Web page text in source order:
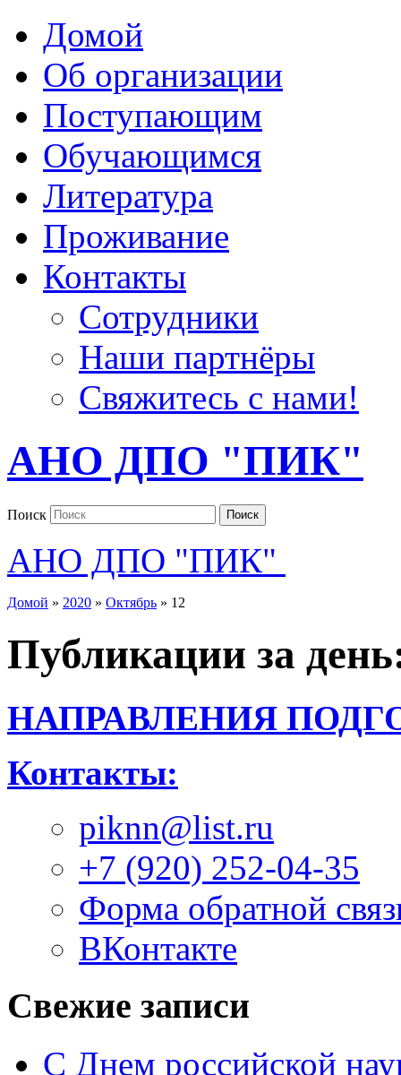
Домой
Об организации
Поступающим
Обучающимся
Литература
Проживание
Контакты
Сотрудники
Наши партнёры
Свяжитесь с нами!
АНО ДПО "ПИК"
Поиск Поиск
АНО ДПО "ПИК"
Домой » 2020 » Октябрь » 12
Публикации за
НАПРАВЛЕНИЯ
Контакты:
piknn@list.ru
+7 (920) 252-04-35
Форма обратной
ВКонтакте
Свежие записи
С Днем российской